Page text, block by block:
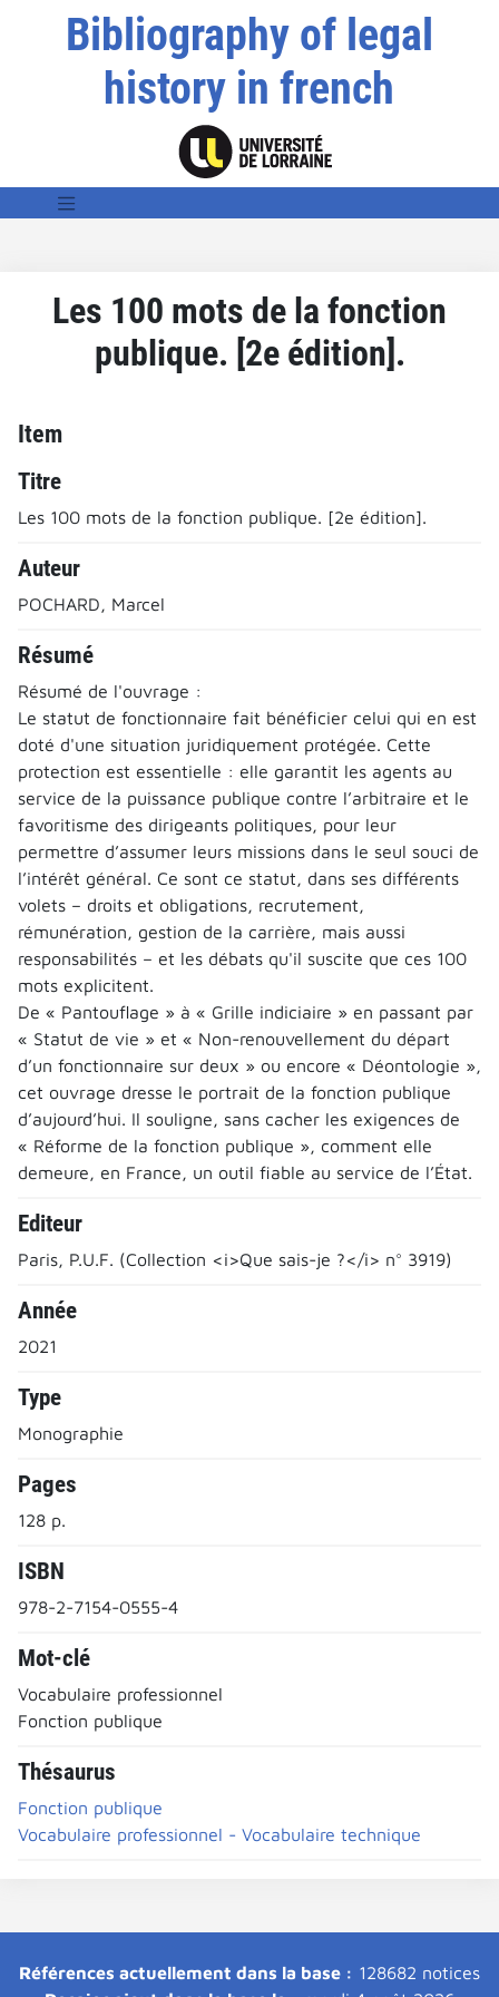
Bibliography of legal
history in french
Les 100 mots de la fonction
publique. [2e édition].
Item
Titre
Les 100 mots de la fonction publique. [2e édition].
Auteur
POCHARD, Marcel
Résumé
Résumé de l'ouvrage :
Le statut de fonctionnaire fait bénéficier celui qui en est
doté d'une situation juridiquement protégée. Cette
protection est essentielle : elle garantit les agents au
service de la puissance publique contre l’arbitraire et le
favoritisme des dirigeants politiques, pour leur
permettre d’assumer leurs missions dans le seul souci de
l’intérêt général. Ce sont ce statut, dans ses différents
volets – droits et obligations, recrutement,
rémunération, gestion de la carrière, mais aussi
responsabilités – et les débats qu'il suscite que ces 100
mots explicitent.
De « Pantouflage » à « Grille indiciaire » en passant par
« Statut de vie » et « Non-renouvellement du départ
d’un fonctionnaire sur deux » ou encore « Déontologie »,
cet ouvrage dresse le portrait de la fonction publique
d’aujourd’hui. Il souligne, sans cacher les exigences de
« Réforme de la fonction publique », comment elle
demeure, en France, un outil fiable au service de l’État.
Editeur
Paris, P.U.F. (Collection <i>Que sais-je ?</i> n° 3919)
Année
2021
Type
Monographie
Pages
128 p.
ISBN
978-2-7154-0555-4
Mot-clé
Vocabulaire professionnel
Fonction publique
Thésaurus
Fonction publique
Vocabulaire professionnel - Vocabulaire technique
Références actuellement dans la base : 128682 notices